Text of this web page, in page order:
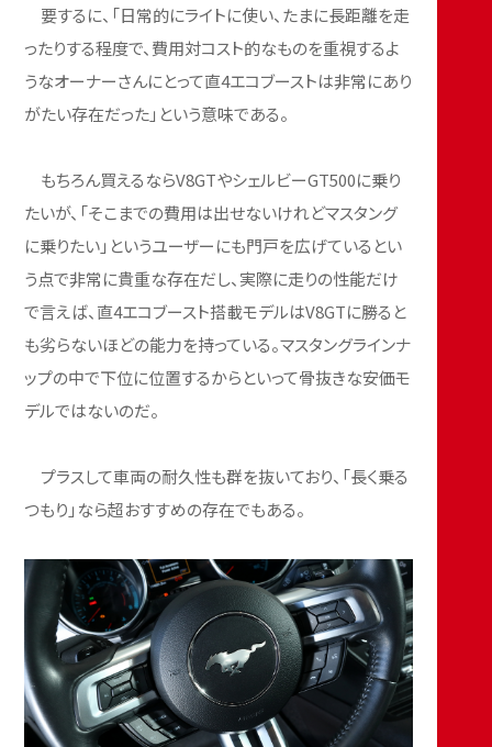
要するに、「日常的にライトに使い、たまに長距離を走
ったりする程度で、費用対コスト的なものを重視するよ
うなオーナーさんにとって直4エコブーストは非常にあり
がたい存在だった」という意味である。
もちろん買えるならV8GTやシェルビーGT500に乗り
たいが、「そこまでの費用は出せないけれどマスタング
に乗りたい」というユーザーにも門戸を広げているとい
う点で非常に貴重な存在だし、実際に走りの性能だけ
で言えば、直4エコブースト搭載モデルはV8GTに勝ると
も劣らないほどの能力を持っている。マスタングラインナ
ップの中で下位に位置するからといって骨抜きな安価モ
デルではないのだ。
プラスして車両の耐久性も群を抜いており、「長く乗る
つもり」なら超おすすめの存在でもある。